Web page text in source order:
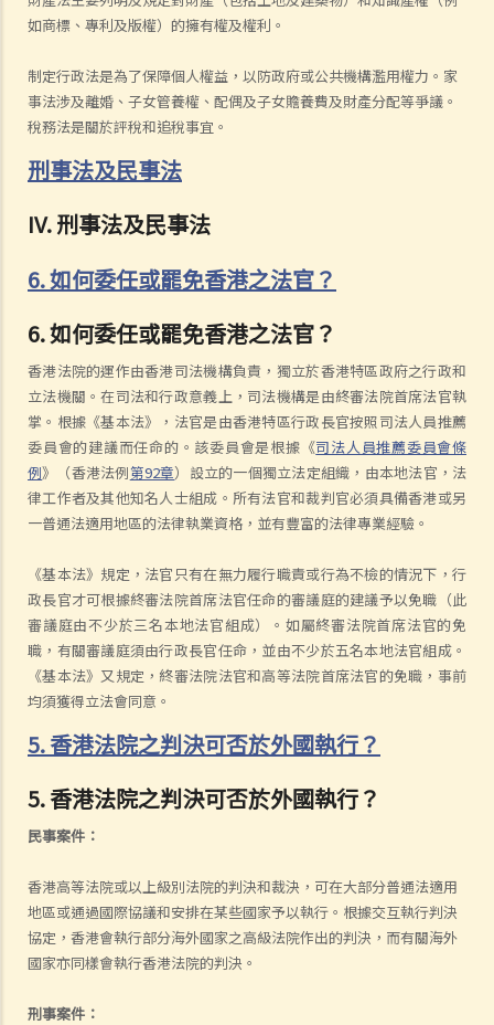
如商標、專利及版權）的擁有權及權利。
制定行政法是為了保障個人權益，以防政府或公共機構濫用權力。家
事法涉及離婚、子女管養權、配偶及子女贍養費及財產分配等爭議。
稅務法是關於評稅和追稅事宜。
刑事法及民事法
IV. 刑事法及民事法
6. 如何委任或罷免香港之法官？
6. 如何委任或罷免香港之法官？
香港法院的運作由香港司法機構負責，獨立於香港特區政府之行政和
立法機關。在司法和行政意義上，司法機構是由終審法院首席法官執
掌。根據《基本法》，法官是由香港特區行政長官按照司法人員推薦
委員會的建議而任命的。該委員會是根據《司法人員推薦委員會條
例》（香港法例第92章）設立的一個獨立法定組織，由本地法官，法
律工作者及其他知名人士組成。所有法官和裁判官必須具備香港或另
一普通法適用地區的法律執業資格，並有豐富的法律專業經驗。
《基本法》規定，法官只有在無力履行職責或行為不檢的情況下，行
政長官才可根據終審法院首席法官任命的審議庭的建議予以免職（此
審議庭由不少於三名本地法官組成）。如屬終審法院首席法官的免
職，有關審議庭須由行政長官任命，並由不少於五名本地法官組成。
《基本法》又規定，終審法院法官和高等法院首席法官的免職，事前
均須獲得立法會同意。
5. 香港法院之判決可否於外國執行？
5. 香港法院之判決可否於外國執行？
民事案件：
香港高等法院或以上級別法院的判決和裁決，可在大部分普通法適用
地區或通過國際協議和安排在某些國家予以執行。根據交互執行判決
協定，香港會執行部分海外國家之高級法院作出的判決，而有關海外
國家亦同樣會執行香港法院的判決。
刑事案件：